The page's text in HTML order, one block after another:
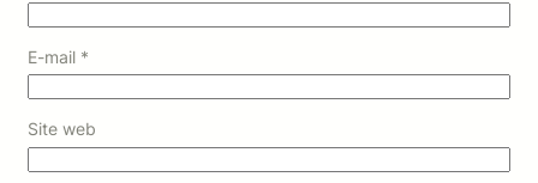
E-mail *
Site web